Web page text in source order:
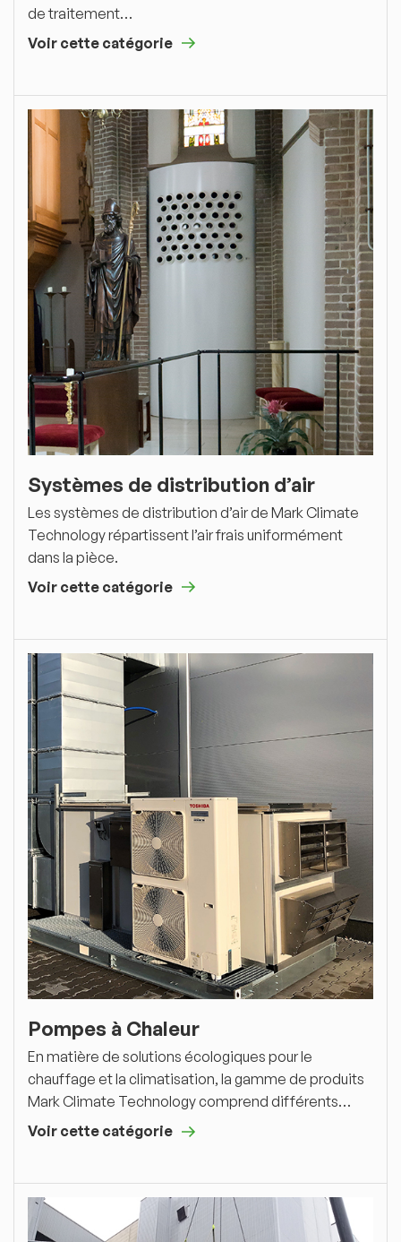
de traitement…
Voir cette catégorie
Systèmes de distribution d’air
Les systèmes de distribution d’air de Mark Climate
Technology répartissent l’air frais uniformément
dans la pièce.
Voir cette catégorie
Pompes à Chaleur
En matière de solutions écologiques pour le
chauffage et la climatisation, la gamme de produits
Mark Climate Technology comprend différents…
Voir cette catégorie